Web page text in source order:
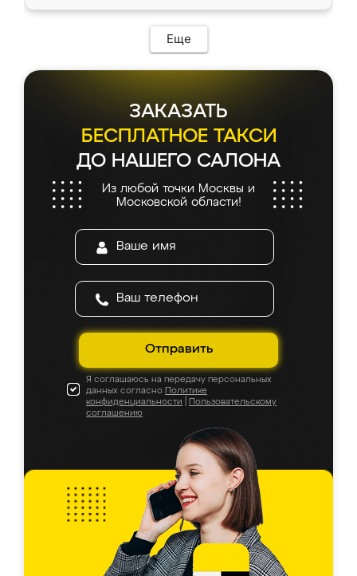
Еще
ЗАКАЗАТЬ
БЕСПЛАТНОЕ ТАКСИ
ДО НАШЕГО САЛОНА
Из любой точки Москвы и
Московской области!
Отправить
Я соглашаюсь на передачу персональных
данных согласно Политике
конфиденциальности
Пользовательскому
соглашению